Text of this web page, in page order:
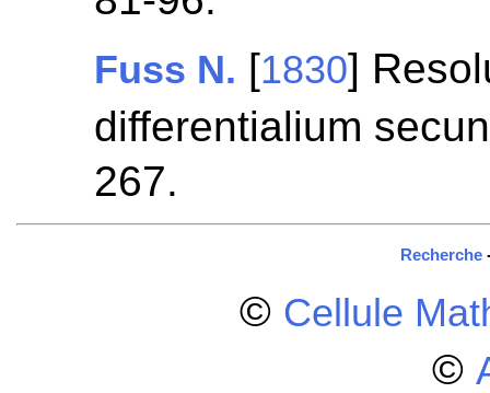
Fuss N. [1830]
differentialium
267.
Recherche
© Cellule
©